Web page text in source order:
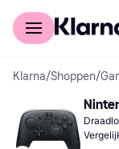
Voor shoppers
Klarna/Shoppen/